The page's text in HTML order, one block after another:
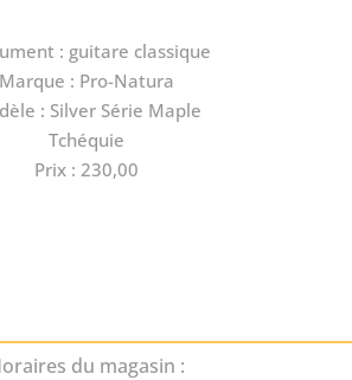
: guitare classique
Marque : Pro-Natura
: Silver Série Maple
Tchéquie
Prix : 230,00
du magasin :